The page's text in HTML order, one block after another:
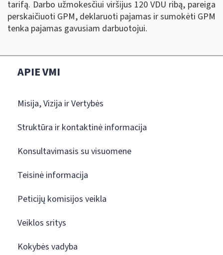
tarifą. Darbo užmokesčiui viršijus 120 VDU ribą, pareiga
perskaičiuoti GPM, deklaruoti pajamas ir sumokėti GPM
tenka pajamas gavusiam darbuotojui.
APIE VMI
Misija, Vizija ir Vertybės
Struktūra ir kontaktinė informacija
Konsultavimasis su visuomene
Teisinė informacija
Peticijų komisijos veikla
Veiklos sritys
Kokybės vadyba